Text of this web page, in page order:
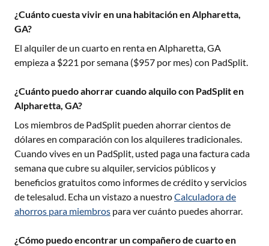
¿Cuánto cuesta vivir en una habitación en Alpharetta,
GA?
El alquiler de un cuarto en renta en Alpharetta, GA
empieza a $221 por semana ($957 por mes) con PadSplit.
¿Cuánto puedo ahorrar cuando alquilo con PadSplit en
Alpharetta, GA?
Los miembros de PadSplit pueden ahorrar cientos de
dólares en comparación con los alquileres tradicionales.
Cuando vives en un PadSplit, usted paga una factura cada
semana que cubre su alquiler, servicios públicos y
beneficios gratuitos como informes de crédito y servicios
de telesalud. Echa un vistazo a nuestroCalculadora de
ahorros para miembros para ver cuánto puedes ahorrar.
¿Cómo puedo encontrar un compañero de cuarto en